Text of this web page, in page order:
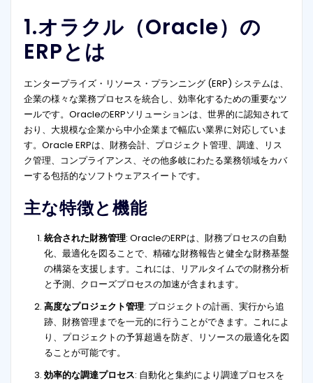
1.オラクル（Oracle）の
ERPとは
エンタープライズ・リソース・プランニング (ERP) システムは、
企業の様々な業務プロセスを統合し、効率化するための重要なツ
ールです。OracleのERPソリューションは、世界的に認知されて
おり、大規模な企業から中小企業まで幅広い業界に対応していま
す。Oracle ERPは、財務会計、プロジェクト管理、調達、リス
ク管理、コンプライアンス、その他多岐にわたる業務領域をカバ
ーする包括的なソフトウェアスイートです。
主な特徴と機能
統合された財務管理: OracleのERPは、財務プロセスの自動
化、最適化を図ることで、精確な財務報告と健全な財務基盤
の構築を支援します。これには、リアルタイムでの財務分析
と予測、クローズプロセスの加速が含まれます。
高度なプロジェクト管理: プロジェクトの計画、実行から追
跡、財務管理までを一元的に行うことができます。これによ
り、プロジェクトの予算超過を防ぎ、リソースの最適化を図
ることが可能です。
効率的な調達プロセス: 自動化と集約により調達プロセスを